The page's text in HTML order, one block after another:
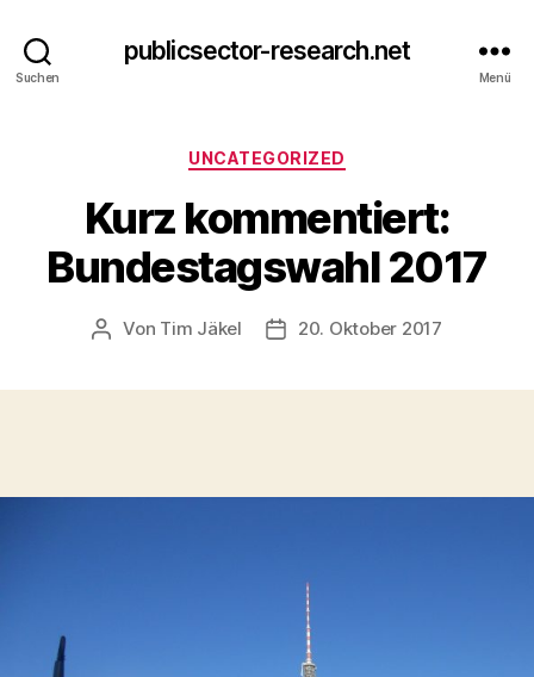
Suchen
publicsector-research.net
Menü
Kategorien
UNCATEGORIZED
Kurz kommentiert:
Bundestagswahl 2017
Beitragsautor
Von Tim Jäkel Veröffentlichungsdatum
20. Oktober 2017